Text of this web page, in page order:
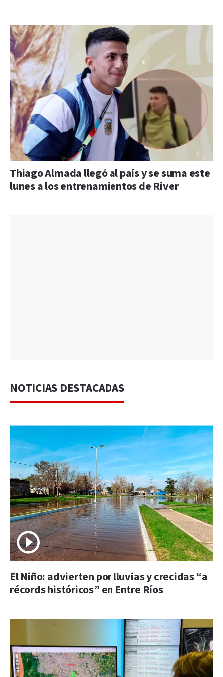
Thiago Almada llegó al país y se suma este
lunes a los entrenamientos de River
NOTICIAS DESTACADAS
El Niño: advierten por lluvias y crecidas “a
récords históricos” en Entre Ríos